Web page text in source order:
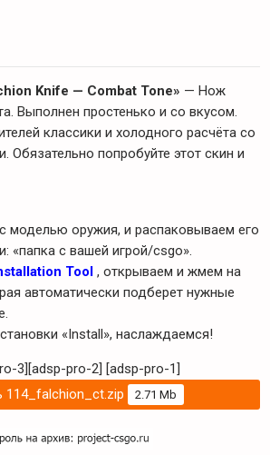
Knife — Combat Tone» — Нож
Выполнен простенько и со вкусом.
классики и холодного расчёта со
Обязательно попробуйте этот скин и
моделью оружия, и распаковываем его
«папка с вашей игрой/csgo».
Tool , открываем и жмем на
автоматически подберет нужные
«Install», наслаждаемся!
3][adsp-pro-2] [adsp-pro-1]
114_falchion_ct.zip
2.71 Mb